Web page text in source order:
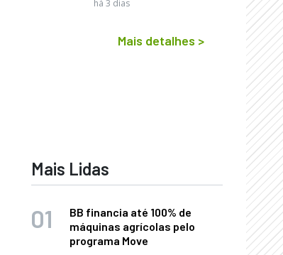
há 3 dias
Mais detalhes >
Mais Lidas
BB financia até 100% de
máquinas agrícolas pelo
programa Move